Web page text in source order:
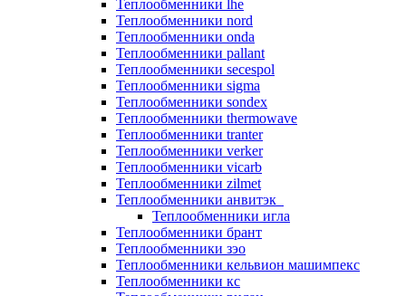
Теплообменники lhe
Теплообменники nord
Теплообменники onda
Теплообменники pallant
Теплообменники secespol
Теплообменники sigma
Теплообменники sondex
Теплообменники thermowave
Теплообменники tranter
Теплообменники verker
Теплообменники vicarb
Теплообменники zilmet
Теплообменники анвитэк
Теплообменники игла
Теплообменники брант
Теплообменники зэо
Теплообменники кельвион машимпекс
Теплообменники кс